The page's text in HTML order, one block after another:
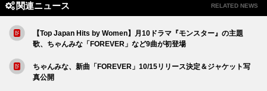
関連ニュース RELATED NEWS
【Top Japan Hits by Women】月10ドラマ『モンスター』の主題
歌、ちゃんみな「FOREVER」など9曲が初登場
ちゃんみな、新曲「FOREVER」10/15リリース決定＆ジャケット写
真公開